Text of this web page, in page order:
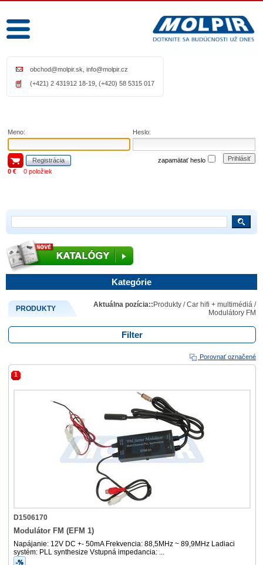
obchod@molpir.sk info@molpir.cz
(+421) 2 431912 18-19, (+420) 58 5315 017
Meno: Heslo:
Registrácia Prihlásiť
zapamätať heslo
0 € 0 položiek
Kategórie
PRODUKTY Aktuálna pozícia:: Produkty /Car hifi + multimédiá /
Modulátory FM
Filter
Porovnať označené
1
D1506170
Modulátor FM (EFM 1)
Napájanie: 12V DC +- 50mA Frekvencia: 88,5MHz ~ 89,9MHz Ladiaci
systém: PLL synthesize Vstupná impedancia: ...